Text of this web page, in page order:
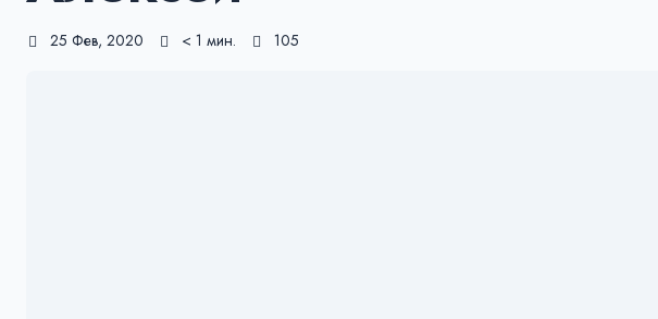
25 Фев, 2020 < 1 мин. 105